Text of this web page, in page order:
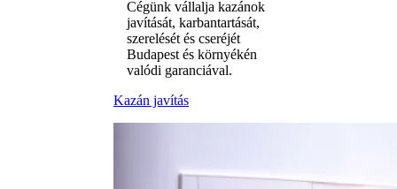
Cégünk vállalja kazánok
javítását, karbantartását,
szerelését és cseréjét
Budapest és környékén
valódi garanciával.
Kazán javítás